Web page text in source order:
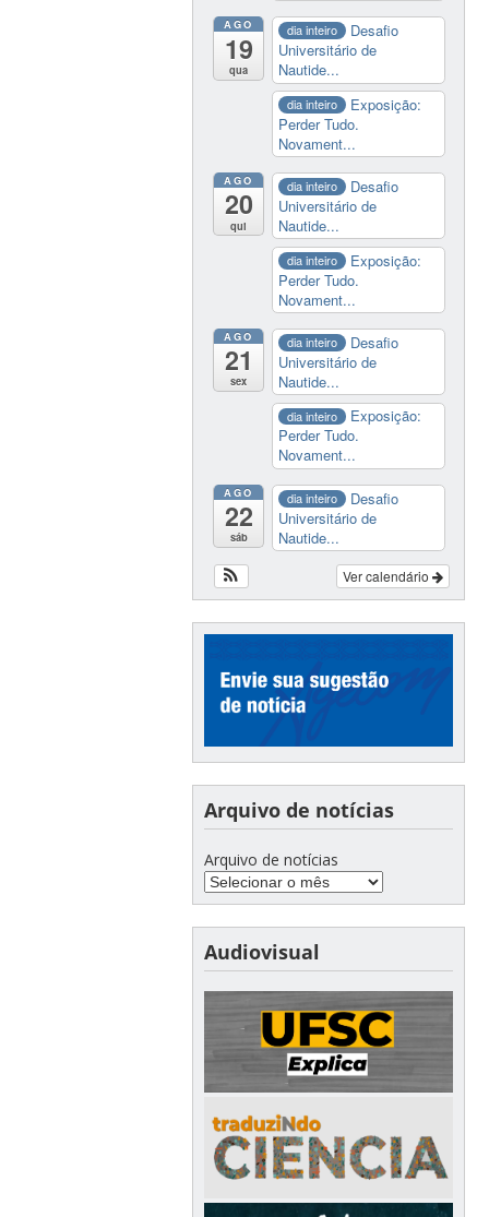
AGO
19
qua
dia inteiro
Desafio
Universitário de
Nautide...
dia inteiro
Exposição:
Perder Tudo.
Novament...
AGO
20
qui
dia inteiro
Desafio
Universitário de
Nautide...
dia inteiro
Exposição:
Perder Tudo.
Novament...
AGO
21
sex
dia inteiro
Desafio
Universitário de
Nautide...
dia inteiro
Exposição:
Perder Tudo.
Novament...
AGO
22
sáb
dia inteiro
Desafio
Universitário de
Nautide...
Ver calendário
Arquivo de notícias
Arquivo de notícias
Audiovisual